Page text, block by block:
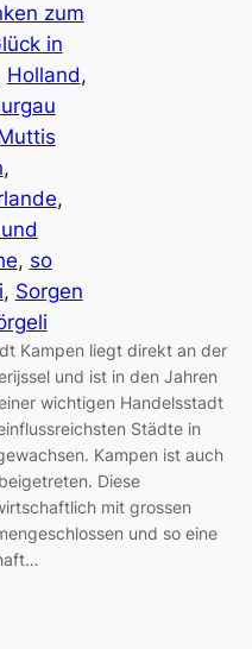
zum
in
Holland
, so
, Sorgen
Kampen liegt direkt an der
und ist in den Jahren
wichtigen Handelsstadt
Städte in
Kampen ist auch
Diese
mit grossen
und so eine